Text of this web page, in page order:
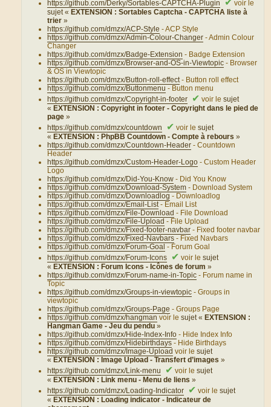
https://github.com/Derky/Sortables-CAPTCHA-Plugin
voir le
sujet « EXTENSION : Sortables Captcha - CAPTCHA liste à
trier»
https://github.com/dmzx/ACP-Style - ACP Style
https://github.com/dmzx/Admin-Colour-Changer - Admin Colour
Changer
https://github.com/dmzx/Badge-Extension - Badge Extension
https://github.com/dmzx/Browser-and-OS-in-Viewtopic - Browser
& OS in Viewtopic
https://github.com/dmzx/Button-roll-effect - Button roll effect
https://github.com/dmzx/Buttonmenu - Button menu
https://github.com/dmzx/Copyright-in-footer
✔ voir lesujet
« EXTENSION : Copyright in footer - Copyright dans le pied de
page»
https://github.com/dmzx/countdown
✔ voir lesujet
« EXTENSION : PhpBB Countdown - Compte à rebours»
https://github.com/dmzx/Countdown-Header - Countdown
Header
https://github.com/dmzx/Custom-Header-Logo - Custom Header
Logo
https://github.com/dmzx/Did-You-Know - Did You Know
https://github.com/dmzx/Download-System - Download System
https://github.com/dmzx/Downloadlog - Downloadlog
https://github.com/dmzx/Email-List - Email List
https://github.com/dmzx/File-Download - File Download
https://github.com/dmzx/File-Upload - File Upload
https://github.com/dmzx/Fixed-footer-navbar - Fixed footer navbar
https://github.com/dmzx/Fixed-Navbars - Fixed Navbars
https://github.com/dmzx/Forum-Goal - Forum Goal
https://github.com/dmzx/Forum-Icons
✔ voir lesujet
« EXTENSION : Forum Icons - Icônes de forum»
https://github.com/dmzx/Forum-name-in-Topic - Forum name in
Topic
https://github.com/dmzx/Groups-in-viewtopic - Groups in
viewtopic
https://github.com/dmzx/Groups-Page - Groups Page
https://github.com/dmzx/hangman voir lesujet « EXTENSION :
Hangman Game - Jeu du pendu»
https://github.com/dmzx/Hide-Index-Info - Hide Index Info
https://github.com/dmzx/Hidebirthdays - Hide Birthdays
https://github.com/dmzx/Image-Upload voir lesujet
« EXTENSION : Image Upload - Transfert d’images»
https://github.com/dmzx/Link-menu
✔ voir lesujet
« EXTENSION : Link menu - Menu de liens»
https://github.com/dmzx/Loading-Indicator
✔ voir lesujet
« EXTENSION : Loading indicator - Indicateur de